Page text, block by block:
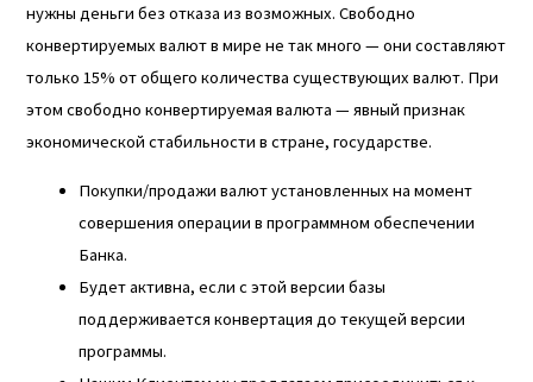
нужны деньги без отказа из возможных. Свободно
конвертируемых валют в мире не так много — они составляют
только 15% от общего количества существующих валют. При
этом свободно конвертируемая валюта — явный признак
экономической стабильности в стране, государстве.
Покупки/продажи валют установленных на момент
совершения операции в программном обеспечении
Банка.
Будет активна, если с этой версии базы
поддерживается конвертация до текущей версии
программы.